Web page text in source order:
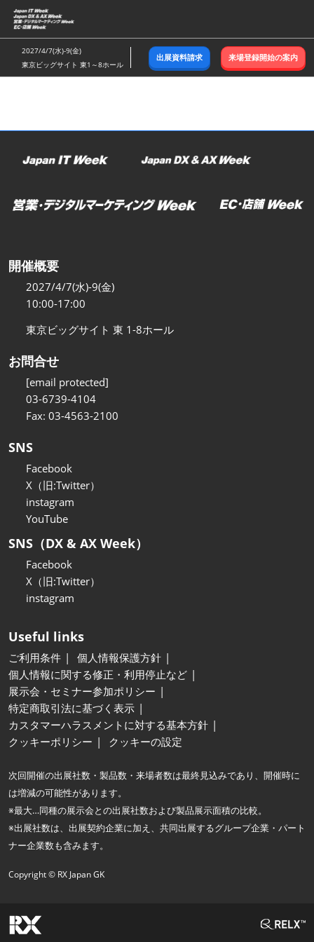
ス
キ
ッ
し
む
2027/4/7(水)-9(金)
東京ビッグサイト 東1～8ホール
出展資料請求 来場登録開始の案内
開催概要
2027/4/7(水)-9(金)
10:00-17:00
東京ビッグサイト 東 1-8ホール
お問合せ
[email protected]
03-6739-4104
Fax: 03-4563-2100
SNS
Facebook
X（旧:Twitter）
instagram
YouTube
SNS（DX & AX Week）
Facebook
X（旧:Twitter）
instagram
Useful links
ご利用条件
個人情報保護方針
個人情報に関する修正・利用停止など
展示会・セミナー参加ポリシー
特定商取引法に基づく表示
カスタマーハラスメントに対する基本方針
クッキーポリシー
クッキーの設定
次回開催の出展社数・製品数・来場者数は最終見込みであり、開催時に
は増減の可能性があります。
※最大…同種の展示会との出展社数および製品展示面積の比較。
※出展社数は、出展契約企業に加え、共同出展するグループ企業・パート
ナー企業数も含みます。
Copyright © RX Japan GK